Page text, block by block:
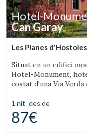
Hotel-
Can Garay
Les Planes
Situat en un edifici
Hotel-Monument,
costat d'una Via
1 nit des de
87€